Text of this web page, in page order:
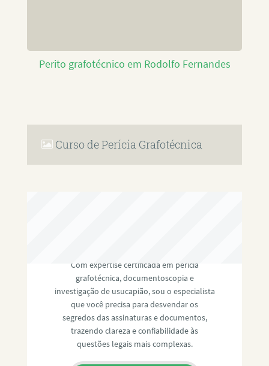
Perito grafotécnico em Rodolfo Fernandes
Curso de Perícia Grafotécnica
Com expertise certificada em perícia
grafotécnica, documentoscopia e
investigação de usucapião, sou o especialista
que você precisa para desvendar os
segredos das assinaturas e documentos,
trazendo clareza e confiabilidade às
questões legais mais complexas.